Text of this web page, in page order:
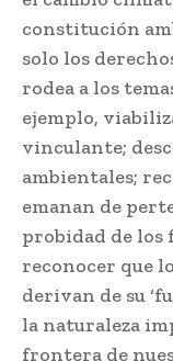
constitución
solo los
rodea a los
ejemplo,
vinculante;
ambientales;
emanan de
probidad de los
reconocer que
derivan de su
la naturaleza
frontera de